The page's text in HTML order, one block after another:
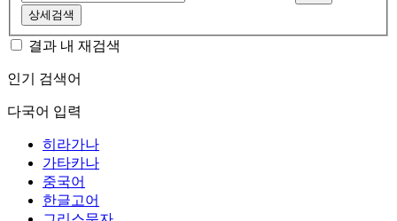
상세검색
결과 내 재검색
인기 검색어
다국어 입력
히라가나
가타카나
중국어
한글고어